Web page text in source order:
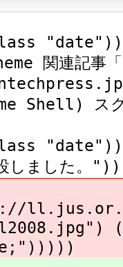
関連記
Shell) ス
ました。"))